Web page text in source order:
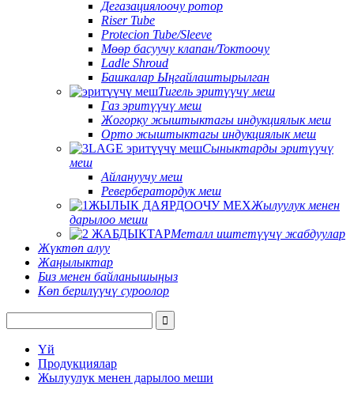
Дегазациялоочу ротор
Riser Tube
Protecion Tube/Sleeve
Мөөр басуучу клапан/Токтоочу
Ladle Shroud
Башкалар Ыңгайлаштырылган
Тигель эритүүчү меш
Газ эритүүчү меш
Жогорку жыштыктагы индукциялык меш
Орто жыштыктагы индукциялык меш
Сыныктарды эритүүчү
меш
Айлануучу меш
Ревербератордук меш
Жылуулук менен
дарылоо меши
Металл иштетүүчү жабдуулар
Жүктөп алуу
Жаңылыктар
Биз менен байланышыңыз
Көп берилүүчү суроолор
Үй
Продукциялар
Жылуулук менен дарылоо меши